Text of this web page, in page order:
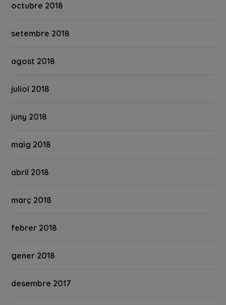
octubre 2018
setembre 2018
agost 2018
juliol 2018
juny 2018
maig 2018
abril 2018
març 2018
febrer 2018
gener 2018
desembre 2017